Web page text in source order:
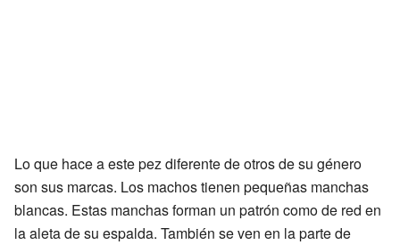
Lo que hace a este pez diferente de otros de su género
son sus marcas. Los machos tienen pequeñas manchas
blancas. Estas manchas forman un patrón como de red en
la aleta de su espalda. También se ven en la parte de